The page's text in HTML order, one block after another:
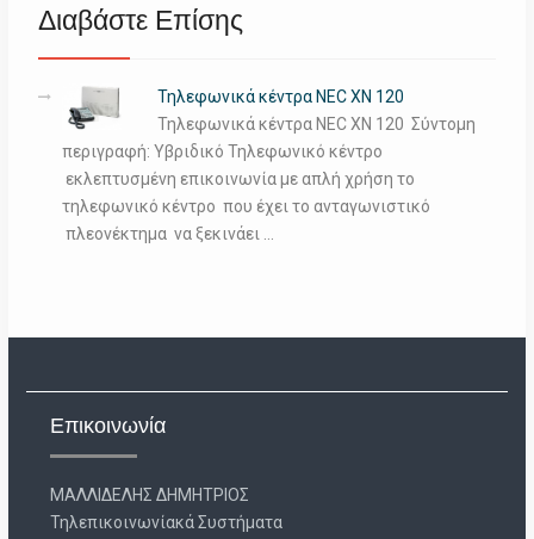
Διαβάστε Επίσης
Τηλεφωνικά κέντρα NEC XN 120
Τηλεφωνικά κέντρα NEC XN 120 Σύντομη
περιγραφή: Υβριδικό Τηλεφωνικό κέντρο
εκλεπτυσμένη επικοινωνία με απλή χρήση το
τηλεφωνικό κέντρο που έχει το ανταγωνιστικό
πλεονέκτημα να ξεκινάει …
Επικοινωνία
ΜΑΛΛΙΔΕΛΗΣ ΔΗΜΗΤΡΙΟΣ
Τηλεπικοινωνίακά Συστήματα